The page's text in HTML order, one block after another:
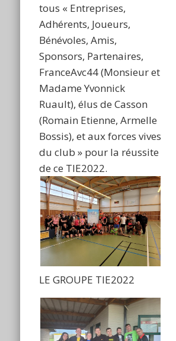
tous « Entreprises,
Adhérents, Joueurs,
Bénévoles, Amis,
Sponsors, Partenaires,
FranceAvc44 (Monsieur et
Madame Yvonnick
Ruault), élus de Casson
(Romain Etienne, Armelle
Bossis), et aux forces vives
du club » pour la réussite
de ce TIE2022.
LE GROUPE TIE2022